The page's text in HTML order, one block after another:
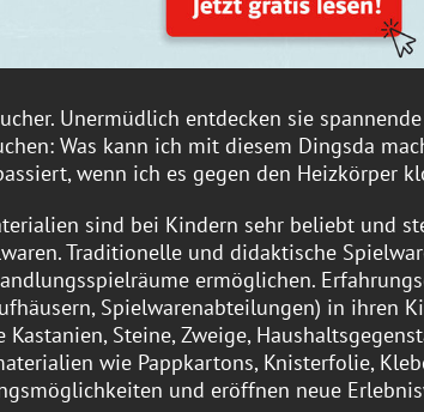
Unermüdlich entdecken sie
Was kann ich mit diesem Dingsda
wenn ich es gegen den Heizkörper
sind bei Kindern sehr beliebt und
Traditionelle und didaktische
ermöglichen.
Spielwarenabteilungen) in ihren
Steine, Zweige,
wie Pappkartons, Knisterfolie,
und eröffnen neue